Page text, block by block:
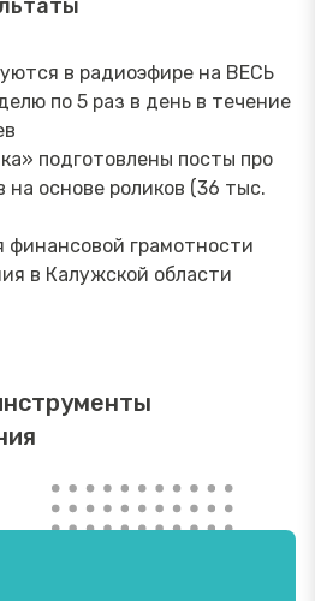
в радиоэфире на ВЕСЬ
по 5 раз в день в течение
подготовлены посты про
основе роликов (36 тыс.
финансовой грамотности
в Калужской области